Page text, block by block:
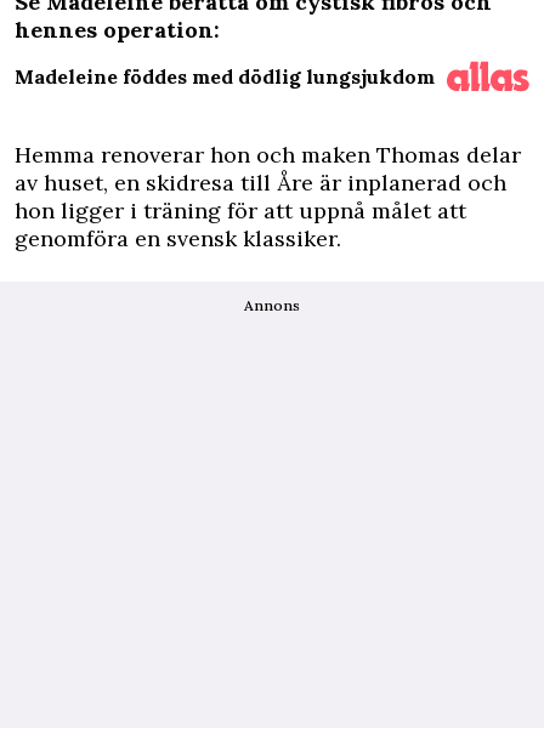
hennes operation:
Madeleine föddes med dödlig lungsjukdom
Hemma renoverar hon och maken Thomas delar
av huset, en skidresa till Åre är inplanerad och
hon ligger i träning för att uppnå målet att
genomföra en svensk klassiker.
Annons